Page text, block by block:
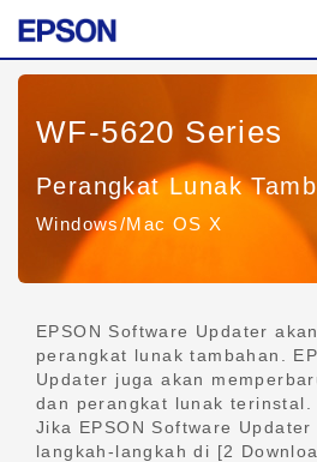
WF-5620 Series
Perangkat Lunak
Windows/Mac OS X
EPSON Software Updater
perangkat lunak tambahan.
Updater juga akan
dan perangkat lunak terinstal.
Jika EPSON Software
langkah-langkah di [2